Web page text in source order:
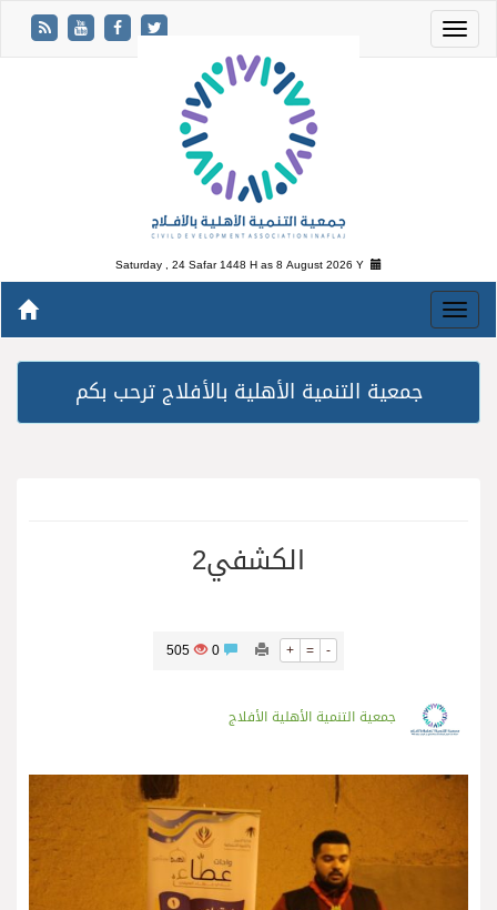
Saturday , 24 Safar 1448 H as8 August 2026 Y
جمعية التنمية الأهلية بالأفلاج ترحب بكم
الكشفي2
+ = -
505
جمعية التنمية الأهلية الأفلاج